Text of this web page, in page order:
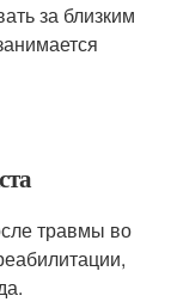
за близким
травмы во